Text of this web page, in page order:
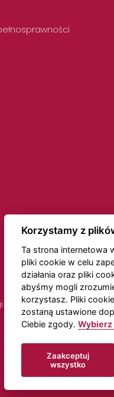
dotyczące rozkładów
Korzystamy z
Ta strona internetowa
pliki cookie w celu
działania oraz pliki
abyśmy mogli
korzystasz. Pliki
zostaną ustawione
Ciebie zgody.
Zaakceptuj
wszystko